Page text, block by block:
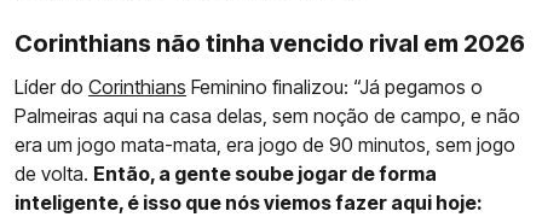
Corinthians não tinha vencido rival em 2026
Líder do Corinthians Feminino finalizou: “Já pegamos o
Palmeiras aqui na casa delas, sem noção de campo, e não
era um jogo mata-mata, era jogo de 90 minutos, sem jogo
de volta. Então, a gente soube jogar de forma
inteligente, é isso que nós viemos fazer aqui hoje: